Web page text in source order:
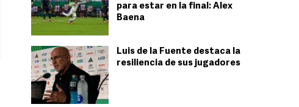
para estar en la final: Alex
Baena
Luis de la Fuente destaca la
resiliencia de sus jugadores